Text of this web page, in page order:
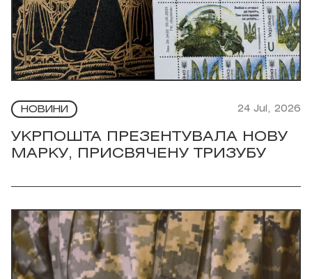
НОВИНИ 24 Jul, 2026
УКРПОШТА ПРЕЗЕНТУВАЛА НОВУ
МАРКУ, ПРИСВЯЧЕНУ ТРИЗУБУ